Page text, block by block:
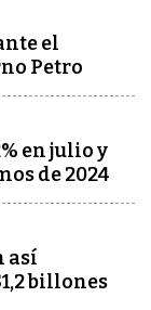
el
Petro
en julio y
de 2024
así
billones